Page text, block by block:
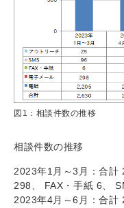
図1：相談件数の推移
相談件数の推移
2023年1月～3月：合計
298、 FAX・手紙 6、
2023年4月～6月：合計